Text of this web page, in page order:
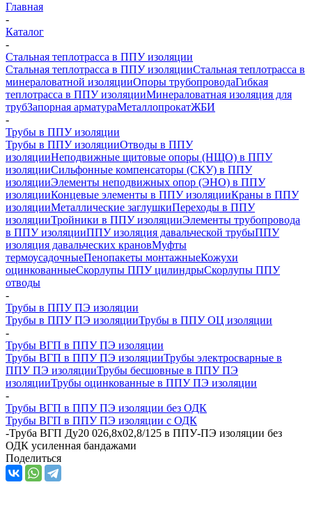
Главная
-
Каталог
-
Стальная теплотрасса в ППУ изоляции
Стальная теплотрасса в ППУ изоляцииСтальная теплотрасса в
минераловатной изоляцииОпоры трубопроводаГибкая
теплотрасса в ППУ изоляцииМинераловатная изоляция для
трубЗапорная арматураМеталлопрокатЖБИ
-
Трубы в ППУ изоляции
Трубы в ППУ изоляцииОтводы в ППУ
изоляцииНеподвижные щитовые опоры (НЩО) в ППУ
изоляцииCильфонные компенсаторы (СКУ) в ППУ
изоляцииЭлементы неподвижных опор (ЭНО) в ППУ
изоляцииКонцевые элементы в ППУ изоляцииКраны в ППУ
изоляцииМеталлические заглушкиПереходы в ППУ
изоляцииТройники в ППУ изоляцииЭлементы трубопровода
в ППУ изоляцииППУ изоляция давальческой трубыППУ
изоляция давальческих крановМуфты
термоусадочныеПенопакеты монтажныеКожухи
оцинкованныеСкорлупы ППУ цилиндрыСкорлупы ППУ
отводы
-
Трубы в ППУ ПЭ изоляции
Трубы в ППУ ПЭ изоляцииТрубы в ППУ ОЦ изоляции
-
Трубы ВГП в ППУ ПЭ изоляции
Трубы ВГП в ППУ ПЭ изоляцииТрубы электросварные в
ППУ ПЭ изоляцииТрубы бесшовные в ППУ ПЭ
изоляцииТрубы оцинкованные в ППУ ПЭ изоляции
-
Трубы ВГП в ППУ ПЭ изоляции без ОДК
Трубы ВГП в ППУ ПЭ изоляции с ОДК
-Труба ВГП Ду20 026,8х02,8/125 в ППУ-ПЭ изоляции без
ОДК усиленная бандажами
Поделиться